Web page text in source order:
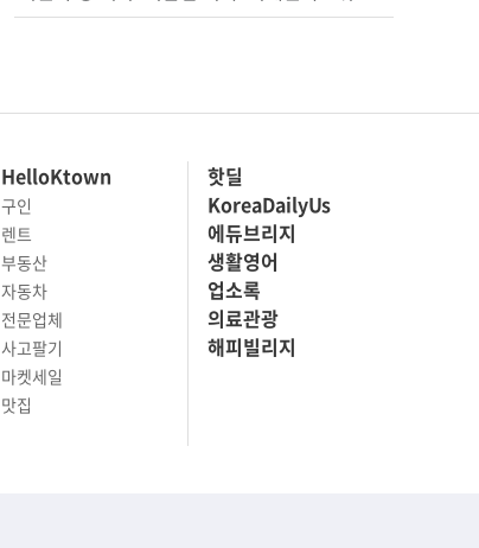
HelloKtown
구인
렌트
부동산
자동차
전문업체
사고팔기
마켓세일
맛집
핫딜
KoreaDailyUs
에듀브리지
생활영어
업소록
의료관광
해피빌리지